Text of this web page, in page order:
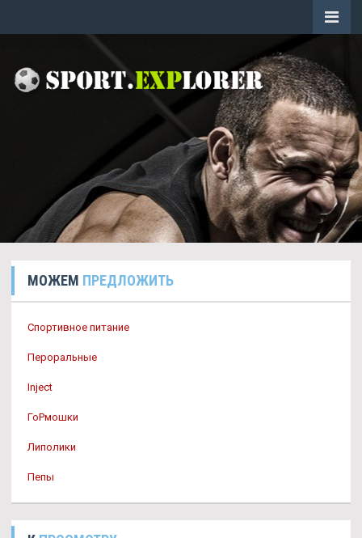
МОЖЕМ ПРЕДЛОЖИТЬ
Спортивное питание
Пероральные
Inject
ГоРмошки
Липолики
Пепы